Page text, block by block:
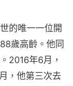
的唯一一位開
歲高齡。他同
2016年6月，
，他第三次去